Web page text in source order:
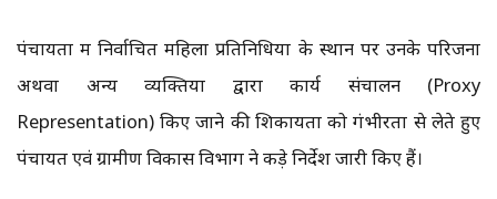
पंचायतों में निर्वाचित महिला प्रतिनिधियों के स्थान पर उनके परिजनों
अथवा अन्य व्यक्तियों द्वारा कार्य संचालन (Proxy
Representation) किए जाने की शिकायतों को गंभीरता से लेते हुए
पंचायत एवं ग्रामीण विकास विभाग ने कड़े निर्देश जारी किए हैं।